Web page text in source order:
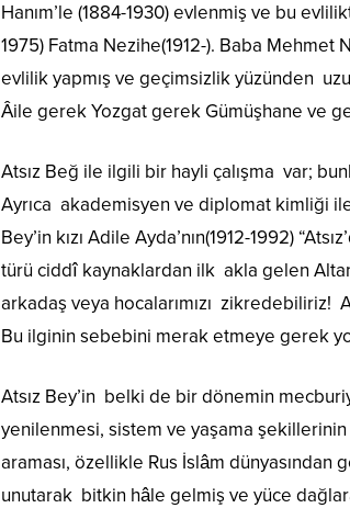
Hanım’le (1884-1930) evlenmiş ve bu
1975) Fatma Nezihe(1912-). Baba
evlilik yapmış ve geçimsizlik yüzünden
Âile gerek Yozgat gerek Gümüşhane ve
Atsız Beğ ile ilgili bir hayli çalışma var;
Ayrıca akademisyen ve diplomat kimliği
Bey’in kızı Adile Ayda’nın(1912-1992)
türü ciddî kaynaklardan ilk akla gelen
arkadaş veya hocalarımızı zikredebiliriz!
Bu ilginin sebebini merak etmeye gerek
Atsız Bey’in belki de bir dönemin
yenilenmesi, sistem ve yaşama şekillerinin
araması, özellikle Rus İslâm dünyasından
unutarak bitkin hâle gelmiş ve yüce